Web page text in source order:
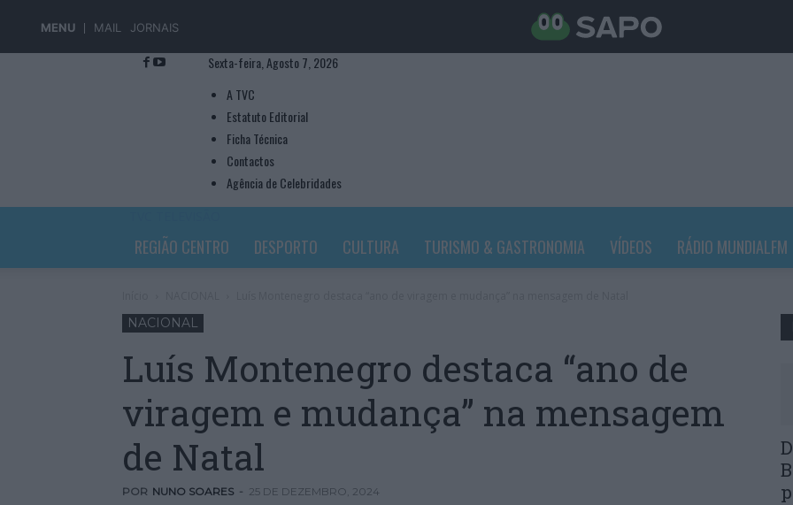
MENU MAIL JORNAIS
Sexta-feira, Agosto 7, 2026
A TVC
Estatuto Editorial
Ficha Técnica
Contactos
Agência de Celebridades
REGIÃO CENTRO DESPORTO CULTURA TURISMO & GASTRONOMIA VÍDEOS RÁDIO MUNDIALFM
NACIONAL
Luís Montenegro destaca “ano de
viragem e mudança” na mensagem
de Natal
POR NUNO SOARES - 25 DE DEZEMBRO, 2024